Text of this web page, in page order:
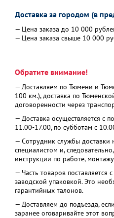
Доставка за городом (в
— Цена заказа до 10 000
— Цена заказа свыше 10 000
Обратите внимание!
— Доставляем по Тюмени и
100 км.), доставка по
договоренности через
— Доставка осуществляется с
11.00-17.00, по субботам с
— Сотрудник службы доставки
специалистом и,
инструкции по работе,
— Часть товаров поставляется
заводской упаковкой. Это
гарантийных талонов.
— Доставляем до подъезда,
заранее оговаривайте этот